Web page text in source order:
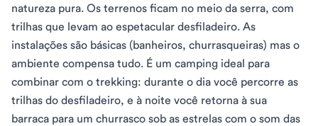
natureza pura. Os terrenos ficam no meio da serra, com
trilhas que levam ao espetacular desfiladeiro. As
instalações são básicas (banheiros, churrasqueiras) mas o
ambiente compensa tudo. É um camping ideal para
combinar com o trekking: durante o dia você percorre as
trilhas do desfiladeiro, e à noite você retorna à sua
barraca para um churrasco sob as estrelas com o som das